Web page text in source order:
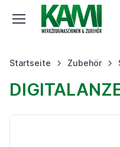
Startseite Zubehör